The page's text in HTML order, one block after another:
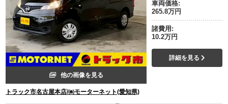
他の画像を見る
トラック市名古屋本店/㈱モーターネット(愛知県)
車両価格:
265.8万円
諸費用:
10.2万円
詳細を見る